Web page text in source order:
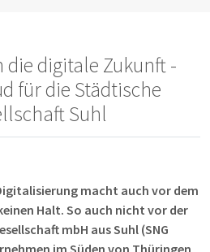
digitale Zukunft -
für die Städtische
Suhl
macht auch vor dem
Halt. So auch nicht vor der
mbH aus Suhl (SNG
im Süden von Thüringen